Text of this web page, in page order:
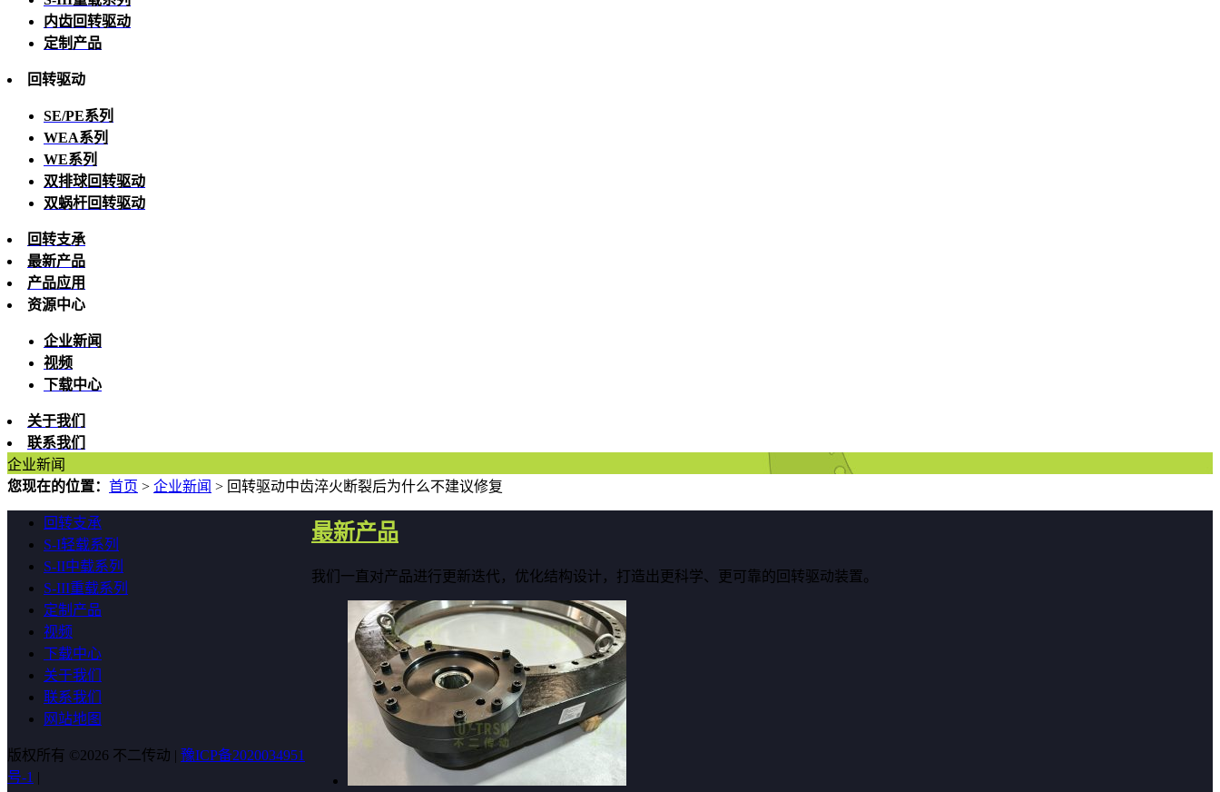
内齿回转驱动
定制产品
回转驱动
SE/PE系列
WEA系列
WE系列
双排球回转驱动
双蜗杆回转驱动
回转支承
最新产品
产品应用
资源中心
企业新闻
视频
下载中心
关于我们
联系我们
企业新闻
您现在的位置： 首页 > 企业新闻 > 回转驱动中齿淬火断裂后为什么不建议修复
最新产品
我们一直对产品进行更新迭代，优化结构设计，打造出更科学、更可靠的回转驱动装置。
回转支承
S-I轻载系列
S-II中载系列
S-III重载系列
定制产品
视频
下载中心
关于我们
联系我们
网站地图
版权所有 ©2026 不二传动 | 豫ICP备2020034951
号-1 |